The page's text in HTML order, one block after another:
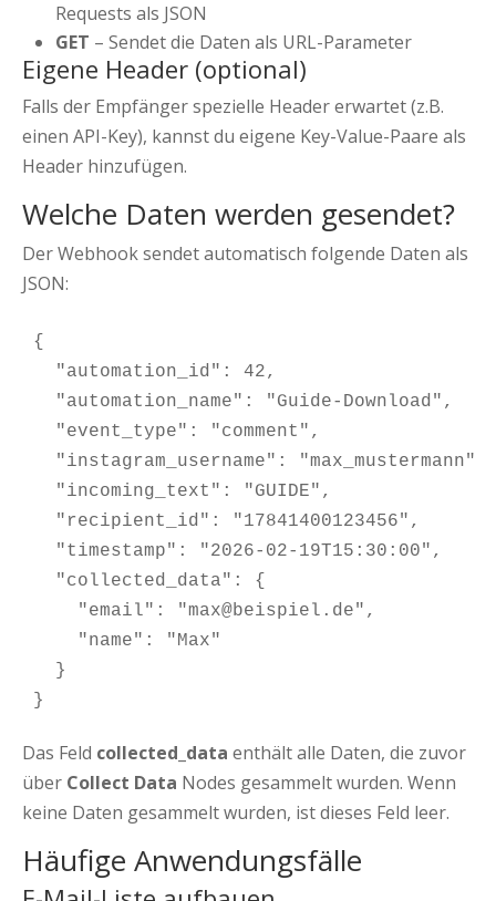
Requests als JSON
GET – Sendet die Daten als URL-Parameter
Eigene Header (optional)
Falls der Empfänger spezielle Header erwartet (z.B.
einen API-Key), kannst du eigene Key-Value-Paare als
Header hinzufügen.
Welche Daten werden gesendet?
Der Webhook sendet automatisch folgende Daten als
JSON:
{
  "automation_id": 42,
  "automation_name": "Guide-Download",
  "event_type": "comment",
  "instagram_username": "max_mustermann",
  "incoming_text": "GUIDE",
  "recipient_id": "17841400123456",
  "timestamp": "2026-02-19T15:30:00",
  "collected_data": {
    "email": "max@beispiel.de",
    "name": "Max"
  }
}
Das Feld collected_data enthält alle Daten, die zuvor
über Collect Data Nodes gesammelt wurden. Wenn
keine Daten gesammelt wurden, ist dieses Feld leer.
Häufige Anwendungsfälle